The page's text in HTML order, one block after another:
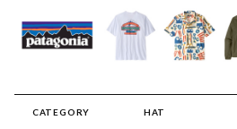
CATEGORY HAT